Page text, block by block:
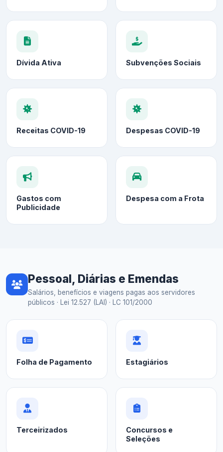
Dívida Ativa Subvenções Sociais
Receitas COVID-19 Despesas COVID-19
Gastos com
Publicidade
Despesa com a Frota
Pessoal, Diárias e Emendas
Salários, benefícios e viagens pagas aos servidores
públicos · Lei 12.527 (LAI) · LC 101/2000
Folha de Pagamento Estagiários
Terceirizados
Concursos e
Seleções